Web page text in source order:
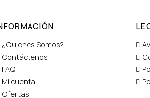
¿Quienes Somos?
Contáctenos
FAQ
Mi cuenta
Ofertas